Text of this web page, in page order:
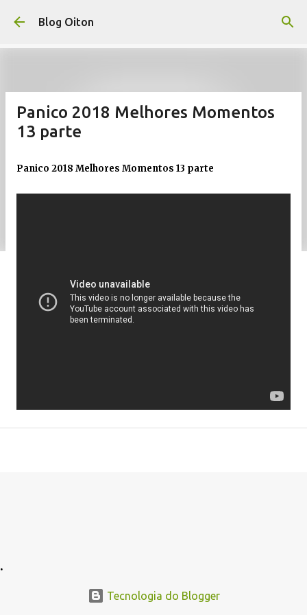
Pular para o conteúdo principal
Blog Oiton
Panico 2018 Melhores Momentos
13 parte
Panico 2018 Melhores Momentos 13 parte
.
Tecnologia do Blogger